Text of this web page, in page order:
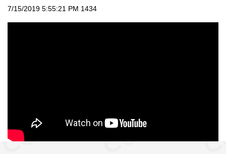
7/15/2019 5:55:21 PM 1434